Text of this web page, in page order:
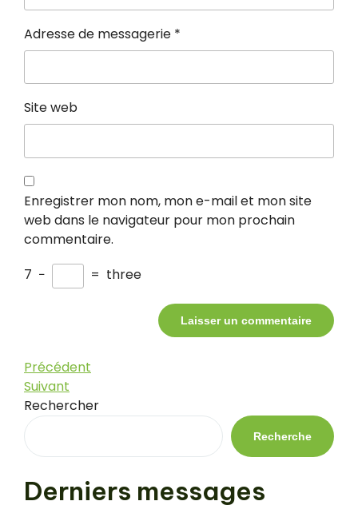
Adresse de messagerie *
Site web
Enregistrer mon nom, mon e-mail et mon site
web dans le navigateur pour mon prochain
commentaire.
7 − = three
Navigation
de
l’article
Article
précédent
Précédent
Article
suivant
Suivant
Rechercher
Recherche
Derniers messages